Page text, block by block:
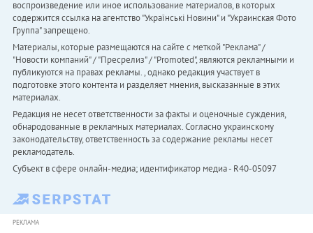
воспроизведение или иное использование материалов, в которых
содержится ссылка на агентство "Українськi Новини" и "Украинская Фото
Группа" запрещено.
Материалы, которые размещаются на сайте с меткой "Реклама" /
"Новости компаний" / "Пресрелиз" / "Promoted", являются рекламными и
публикуются на правах рекламы. , однако редакция участвует в
подготовке этого контента и разделяет мнения, высказанные в этих
материалах.
Редакция не несет ответственности за факты и оценочные суждения,
обнародованные в рекламных материалах. Согласно украинскому
законодательству, ответственность за содержание рекламы несет
рекламодатель.
Субъект в сфере онлайн-медиа; идентификатор медиа - R40-05097
РЕКЛАМА